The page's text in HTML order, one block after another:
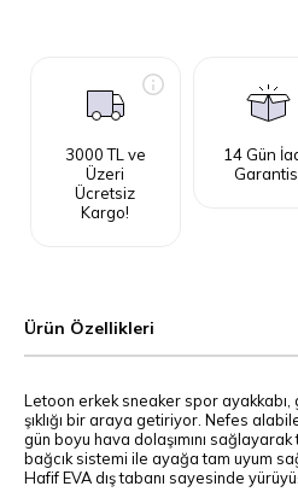
3000 TL ve
Üzeri
Ücretsiz
Kargo!
14 Gün
Ürün Özellikleri
Letoon erkek sneaker spor ayakkabı,
şıklığı bir araya getiriyor. Nefes
gün boyu hava dolaşımını
bağcık sistemi ile ayağa tam uyum
Hafif EVA dış tabanı sayesinde